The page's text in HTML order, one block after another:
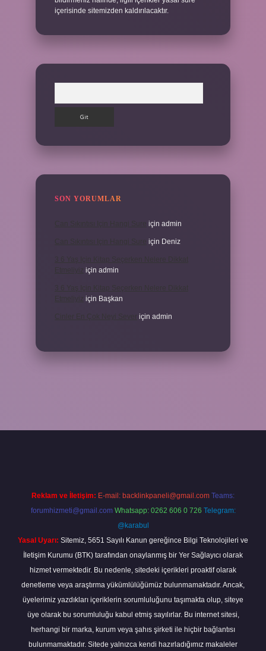
içerisinde sitemizden kaldırılacaktır.
SON YORUMLAR
için admin
için Deniz
için admin
için Başkan
için admin
Reklam ve İletişim: E-mail: backlinkpaneli@gmail.com Teams:
forumhizmeti@gmail.com Whatsapp: 0262 606 0 726 Telegram:
@karabul
Yasal Uyarı: Sitemiz, 5651 Sayılı Kanun gereğince Bilgi Teknolojileri ve
İletişim Kurumu (BTK) tarafından onaylanmış bir Yer Sağlayıcı olarak
hizmet vermektedir. Bu nedenle, sitedeki içerikleri proaktif olarak
denetleme veya araştırma yükümlülüğümüz bulunmamaktadır. Ancak,
üyelerimiz yazdıkları içeriklerin sorumluluğunu taşımakta olup, siteye
üye olarak bu sorumluluğu kabul etmiş sayılırlar. Bu internet sitesi,
herhangi bir marka, kurum veya şahıs şirketi ile hiçbir bağlantısı
bulunmamaktadır. Sitede yalnızca kendi hazırladığımız makaleler